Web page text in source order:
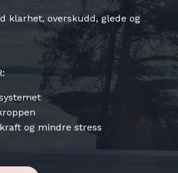
klarhet, overskudd, glede og
og mindre stress